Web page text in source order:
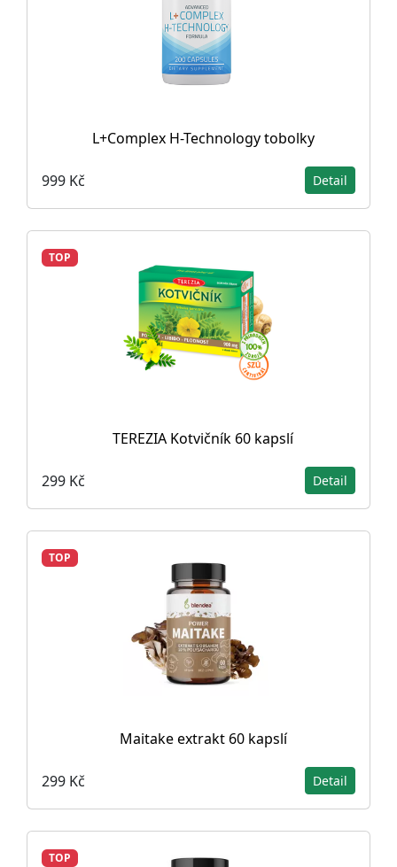
L+Complex H-Technology tobolky
999 Kč Detail
TOP
TEREZIA Kotvičník 60 kapslí
299 Kč Detail
TOP
Maitake extrakt 60 kapslí
299 Kč Detail
TOP